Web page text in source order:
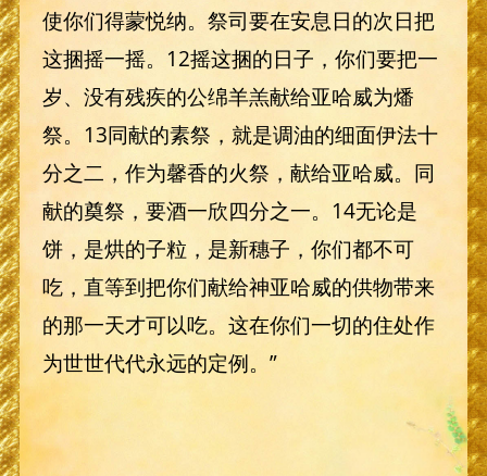
使你们得蒙悦纳。祭司要在安息日的次日把
这捆摇一摇。12摇这捆的日子，你们要把一
岁、没有残疾的公绵羊羔献给亚哈威为燔
祭。13同献的素祭，就是调油的细面伊法十
分之二，作为馨香的火祭，献给亚哈威。同
献的奠祭，要酒一欣四分之一。14无论是
饼，是烘的子粒，是新穗子，你们都不可
吃，直等到把你们献给神亚哈威的供物带来
的那一天才可以吃。这在你们一切的住处作
为世世代代永远的定例。”